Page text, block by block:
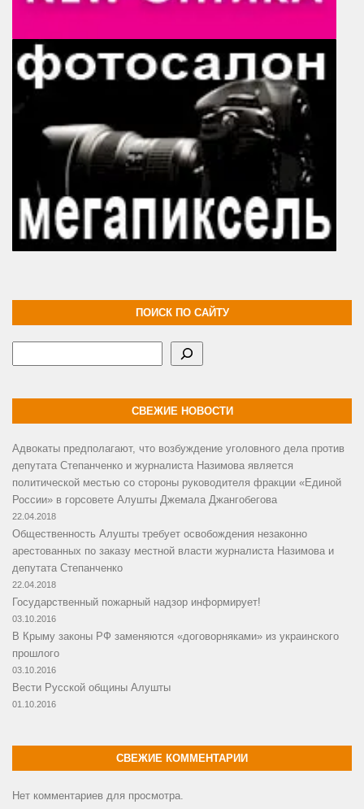
ПОИСК ПО САЙТУ
СВЕЖИЕ НОВОСТИ
Адвокаты предполагают, что возбуждение уголовного дела против
депутата Степанченко и журналиста Назимова является
политической местью со стороны руководителя фракции «Единой
России» в горсовете Алушты Джемала Джангобегова
22.04.2018
Общественность Алушты требует освобождения незаконно
арестованных по заказу местной власти журналиста Назимова и
депутата Степанченко
22.04.2018
Государственный пожарный надзор информирует!
03.10.2016
В Крыму законы РФ заменяются «договорняками» из украинского
прошлого
03.10.2016
Вести Русской общины Алушты
01.10.2016
СВЕЖИЕ КОММЕНТАРИИ
Нет комментариев для просмотра.